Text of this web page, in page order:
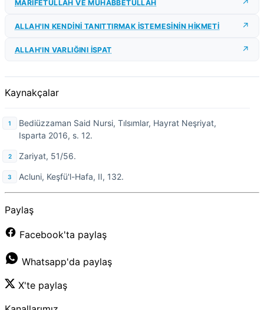
MARİFETULLAH VE MUHABBETULLAH
ALLAH'IN KENDİNİ TANITTIRMAK İSTEMESİNİN HİKMETİ
ALLAH'IN VARLIĞINI İSPAT
Kaynakçalar
Bediüzzaman Said Nursi, Tılsımlar, Hayrat Neşriyat,
Isparta 2016, s. 12.
Zariyat, 51/56.
Acluni, Keşfü'l-Hafa, II, 132.
Paylaş
Facebook'ta paylaş
Whatsapp'da paylaş
X'te paylaş